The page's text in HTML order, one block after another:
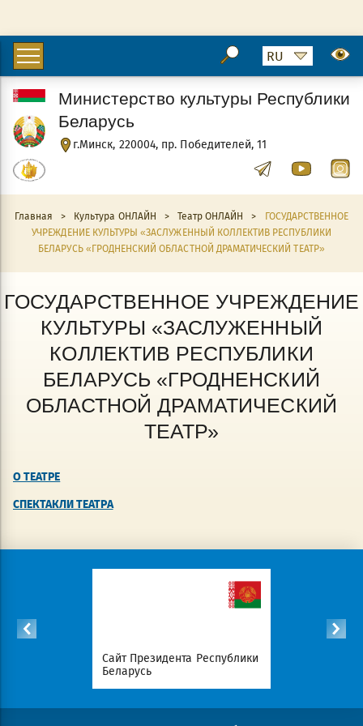
г.Минск, 220004, пр. Победителей, 11
Министерство культуры Республики
Беларусь
Главная > Культура ОНЛАЙН > Театр ОНЛАЙН >
ГОСУДАРСТВЕННОЕ
УЧРЕЖДЕНИЕ КУЛЬТУРЫ «ЗАСЛУЖЕННЫЙ КОЛЛЕКТИВ РЕСПУБЛИКИ
БЕЛАРУСЬ «ГРОДНЕНСКИЙ ОБЛАСТНОЙ ДРАМАТИЧЕСКИЙ ТЕАТР»
ГОСУДАРСТВЕННОЕ УЧРЕЖДЕНИЕ
КУЛЬТУРЫ «ЗАСЛУЖЕННЫЙ
КОЛЛЕКТИВ РЕСПУБЛИКИ
БЕЛАРУСЬ «ГРОДНЕНСКИЙ
ОБЛАСТНОЙ ДРАМАТИЧЕСКИЙ
ТЕАТР»
О ТЕАТРЕ
СПЕКТАКЛИ ТЕАТРА
Сайт Президента Республики
Беларусь